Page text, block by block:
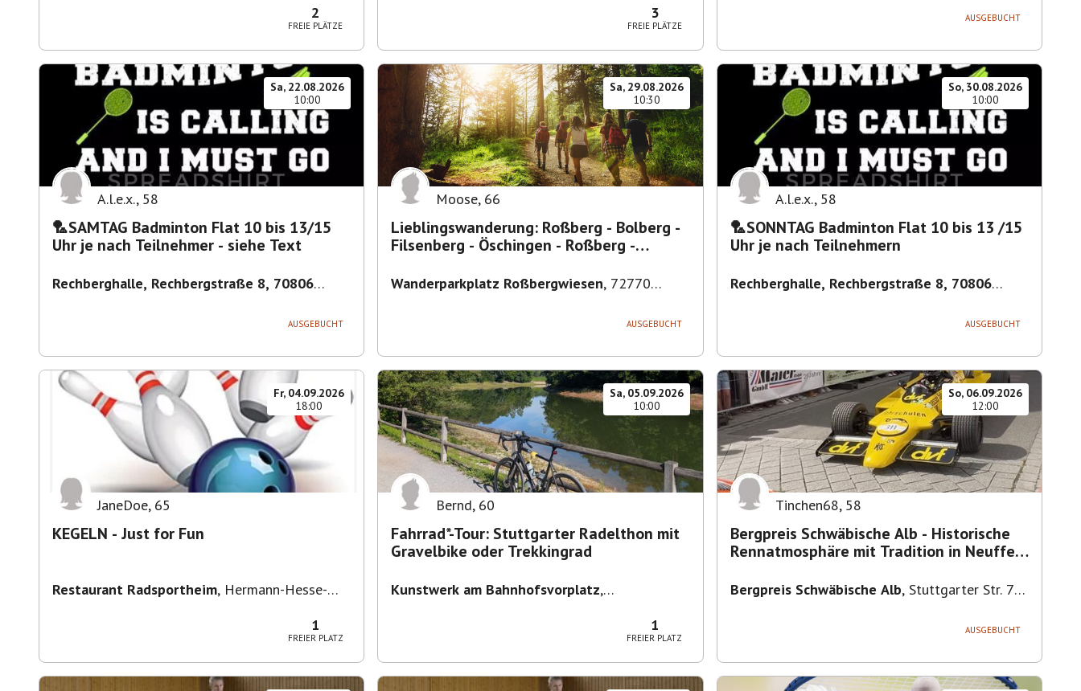
2
FREIE PLÄTZE
3
FREIE PLÄTZE
AUSGEBUCHT
Sa, 22.08.2026
10:00
A.l.e.x., 58
🏸SAMTAG Badminton Flat 10 bis 13/15
Uhr je nach Teilnehmer - siehe Text
Rechberghalle, Rechbergstraße 8, 70806
AUSGEBUCHT
Sa, 29.08.2026
10:30
Moose, 66
Lieblingswanderung: Roßberg - Bolberg -
Filsenberg - Öschingen - Roßberg -
Wanderparkplatz Roßbergwiesen, 72770
AUSGEBUCHT
So, 30.08.2026
10:00
A.l.e.x., 58
🏸SONNTAG Badminton Flat 10 bis 13 /15
Uhr je nach Teilnehmern
Rechberghalle, Rechbergstraße 8, 70806
AUSGEBUCHT
Fr, 04.09.2026
18:00
JaneDoe, 65
KEGELN - Just for Fun
Restaurant Radsportheim, Hermann-Hesse-
1
FREIER PLATZ
Sa, 05.09.2026
10:00
Bernd, 60
Fahrrad*-Tour: Stuttgarter Radelthon mit
Gravelbike oder Trekkingrad
Kunstwerk am Bahnhofsvorplatz,
1
FREIER PLATZ
So, 06.09.2026
12:00
Tinchen68, 58
Bergpreis Schwäbische Alb - Historische
Rennatmosphäre mit Tradition in Neuffen
Bergpreis Schwäbische Alb, Stuttgarter Str. 75,
AUSGEBUCHT